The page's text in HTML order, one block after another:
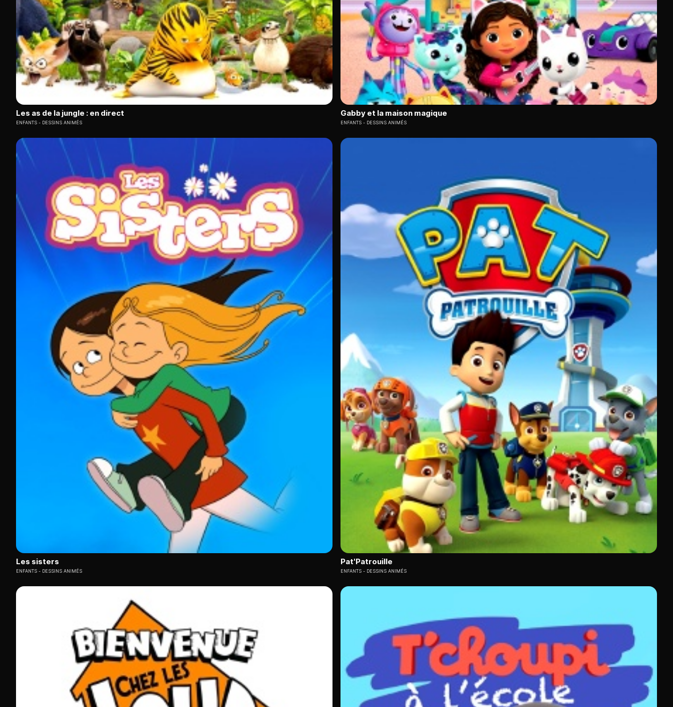
Les as de la jungle : en direct
ENFANTS DESSINS ANIMÉS
Gabby et la maison magique
ENFANTS DESSINS ANIMÉS
Les sisters
ENFANTS DESSINS ANIMÉS
Pat'Patrouille
ENFANTS DESSINS ANIMÉS